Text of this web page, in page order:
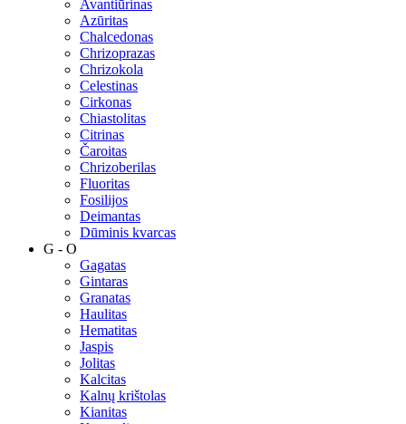
Avantiūrinas
Azūritas
Chalcedonas
Chrizoprazas
Chrizokola
Celestinas
Cirkonas
Chiastolitas
Citrinas
Čaroitas
Chrizoberilas
Fluoritas
Fosilijos
Deimantas
Dūminis kvarcas
G - O
Gagatas
Gintaras
Granatas
Haulitas
Hematitas
Jaspis
Jolitas
Kalcitas
Kalnų krištolas
Kianitas